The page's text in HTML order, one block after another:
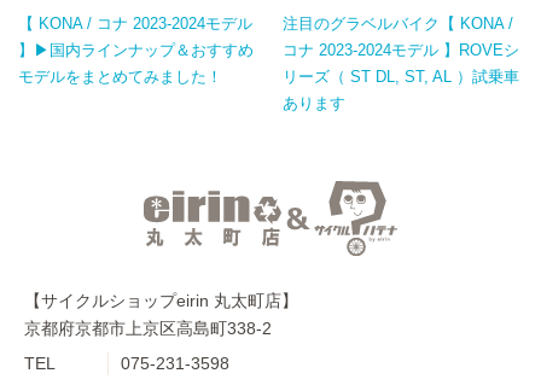
【 KONA / コナ 2023-2024モデル
】▶国内ラインナップ＆おすすめ
モデルをまとめてみました！
注目のグラベルバイク【 KONA /
コナ 2023-2024モデル 】ROVEシ
リーズ（ ST DL, ST, AL ）試乗車
あります
【サイクルショップeirin 丸太町店】
京都府京都市上京区高島町338-2
TEL
075-231-3598